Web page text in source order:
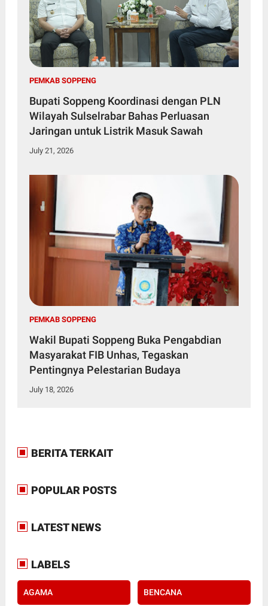
PEMKAB SOPPENG
Bupati Soppeng Koordinasi dengan PLN
Wilayah Sulselrabar Bahas Perluasan
Jaringan untuk Listrik Masuk Sawah
July 21, 2026
PEMKAB SOPPENG
Wakil Bupati Soppeng Buka Pengabdian
Masyarakat FIB Unhas, Tegaskan
Pentingnya Pelestarian Budaya
July 18, 2026
BERITA TERKAIT
POPULAR POSTS
LATEST NEWS
LABELS
AGAMA BENCANA